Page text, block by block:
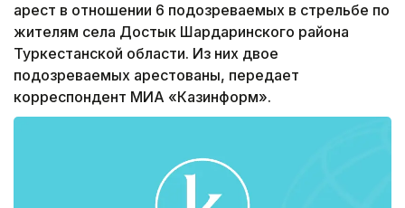
арест в отношении 6 подозреваемых в стрельбе по
жителям села Достык Шардаринского района
Туркестанской области. Из них двое
подозреваемых арестованы, передает
корреспондент МИА «Казинформ».